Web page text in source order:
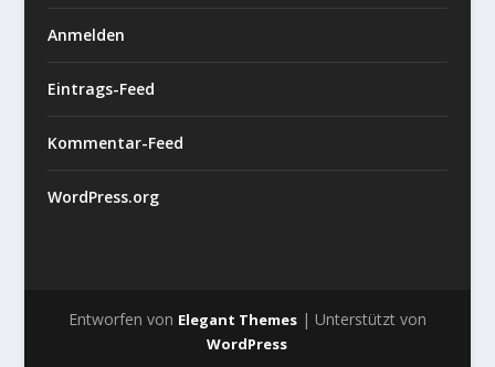
Anmelden
Eintrags-Feed
Kommentar-Feed
WordPress.org
Entworfen von Elegant Themes| Unterstützt von
WordPress